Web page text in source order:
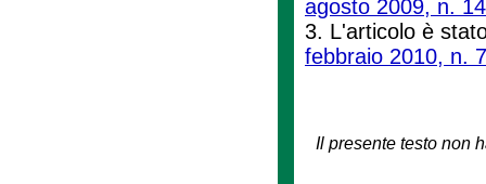
agosto 2009, n. 14
3. L'articolo è
febbraio 2010, n. 7
Il presente testo non